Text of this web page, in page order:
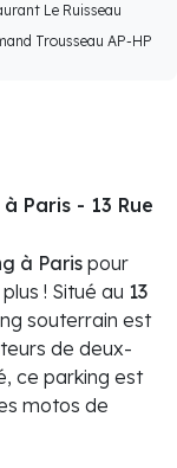
Le Ruisseau
Trousseau AP-HP
Paris - 13 Rue
à Paris pour
! Situé au 13
souterrain est
de deux-
ce parking est
motos de